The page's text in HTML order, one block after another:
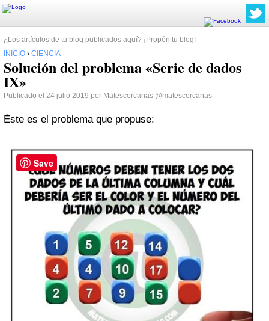
¿Los artículos de tu blog publicados aquí? ¡Propón tu blog!
INICIO › CIENCIA
Solución del problema «Serie de dados
IX»
Publicado el 24 julio 2019 por Matescercanas @matescercanas
Éste es el problema que propuse:
Save